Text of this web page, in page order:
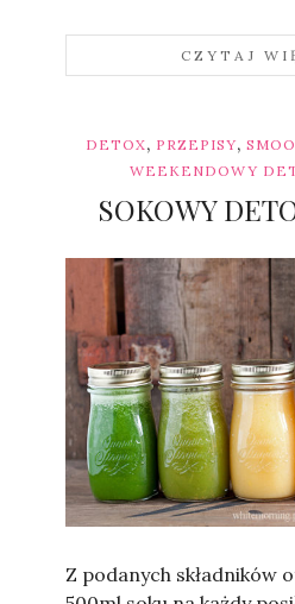
CZYTAJ
DETOX, PRZEPISY,
WEEKENDOWY
SOKOWY
Sylwia
Z podanych składników